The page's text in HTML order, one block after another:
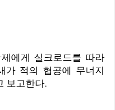
에게 실크로드를 따라
가 적의 협공에 무너지
보고한다.